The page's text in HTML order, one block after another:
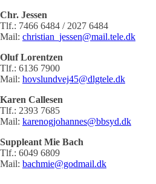
Chr. Jessen
Tlf.: 7466 6484 / 2027 6484
Mail: christian_jessen@mail.tele.dk
Oluf Lorentzen
Tlf.: 6136 7900
Mail: hovslundvej45@dlgtele.dk
Karen Callesen
Tlf.: 2393 7685
Mail: karenogjohannes@bbsyd.dk
Suppleant Mie Bach
Tlf.: 6049 6809
Mail: bachmie@godmail.dk